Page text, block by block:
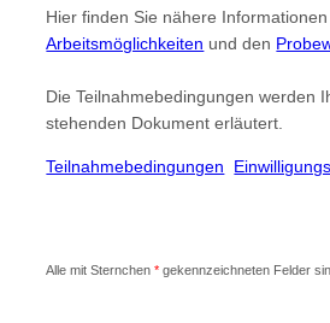
Hier finden Sie nähere
Arbeitsmöglichkeiten und den
Die Teilnahmebedingungen werden
stehenden Dokument erläutert.
Teilnahmebedingungen
Alle mit Sternchen* gekennzeichneten Felder